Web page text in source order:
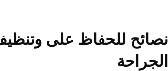
نصائح للحفاظ على
الجراحة